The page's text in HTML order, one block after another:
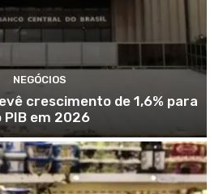
NEGÓCIOS
crescimento de 1,6% para
PIB em 2026